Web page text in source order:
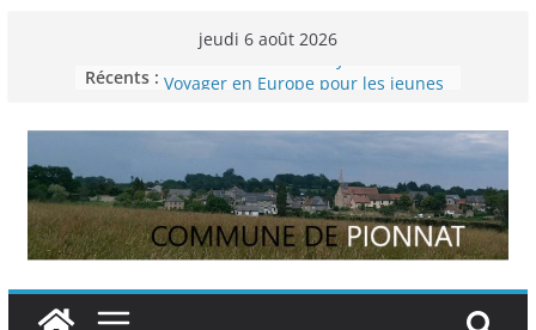
jeudi 6 août 2026
Récents : Permanence France Lyme
Liste des délibérations du conseil
municipal en date du 5/12/2024
Liste des délibérations du conseil
municipal du 29 novembre 2024